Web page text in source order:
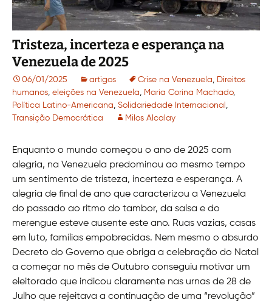
Tristeza, incerteza e esperança na
Venezuela de 2025
06/01/2025 artigos Crise na Venezuela
Direitos
humanos eleições na Venezuela Maria Corina Machado,
Política Latino-Americana Solidariedade Internacional
Transição Democrática
Milos Alcalay
Enquanto o mundo começou o ano de 2025 com
alegria, na Venezuela predominou ao mesmo tempo
um sentimento de tristeza, incerteza e esperança. A
alegria de final de ano que caracterizou a Venezuela
do passado ao ritmo do tambor, da salsa e do
merengue esteve ausente este ano. Ruas vazias, casas
em luto, famílias empobrecidas. Nem mesmo o absurdo
Decreto do Governo que obriga a celebração do Natal
a começar no mês de Outubro conseguiu motivar um
eleitorado que indicou claramente nas urnas de 28 de
Julho que rejeitava a continuação de uma “revolução”